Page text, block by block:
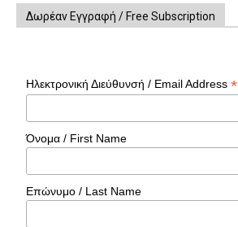
Δωρέαν Εγγραφή / Free Subscription
Ηλεκτρονική Διεύθυνσή / Email Address*
Όνομα / First Name
Επώνυμο / Last Name